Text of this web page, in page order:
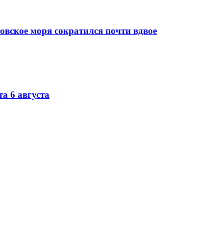
моря сократился почти вдвое
6 августа